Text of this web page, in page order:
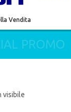
Vendita
PROMO
visibile